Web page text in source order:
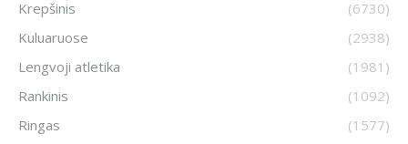
Krepšinis
(6730)
Kuluaruose
(2938)
Lengvoji atletika
(1981)
Rankinis
(1092)
Ringas
(1577)